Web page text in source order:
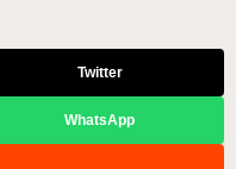
Twitter
WhatsApp